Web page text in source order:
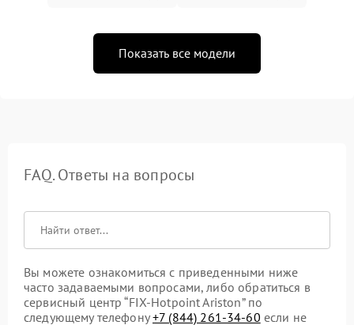
Показать все модели
FAQ. Ответы на вопросы
Вы можете ознакомиться с приведенными ниже
часто задаваемыми вопросами, либо обратиться в
сервисный центр “FIX-Hotpoint Ariston” по
следующему телефону+7 (844) 261-34-60 если не